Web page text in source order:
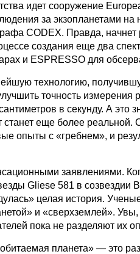
идет сооружение
за экзопланетами на
CODEX. Правда, начнет
создания еще два
и ESPRESSO для
технологию,
точность измерения
в секунду. А это
еще более реальной.
опыты с «гребнем», и
заявлениями.
Gliese 581 в созвездии
целая история.
и «сверхземлей». Увы,
пока не разделяют их
планета» — это